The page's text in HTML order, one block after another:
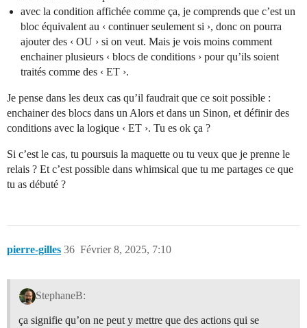
avec la condition affichée comme ça, je comprends que c’est un
bloc équivalent au ‹ continuer seulement si ›, donc on pourra
ajouter des ‹ OU › si on veut. Mais je vois moins comment
enchainer plusieurs ‹ blocs de conditions › pour qu’ils soient
traités comme des ‹ ET ›.
Je pense dans les deux cas qu’il faudrait que ce soit possible :
enchainer des blocs dans un Alors et dans un Sinon, et définir des
conditions avec la logique ‹ ET ›. Tu es ok ça ?
Si c’est le cas, tu poursuis la maquette ou tu veux que je prenne le
relais ? Et c’est possible dans whimsical que tu me partages ce que
tu as débuté ?
pierre-gilles Février 8, 2025, 7:10
36
StephaneB:
ça signifie qu’on ne peut y mettre que des actions qui se